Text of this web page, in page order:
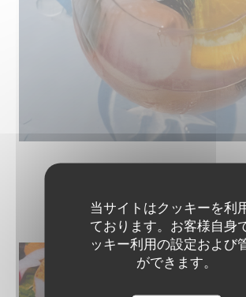
当サイトはクッキーを利
ております。お客様自身
ッキー利用の設定および
ができます。
L’EAU À LA